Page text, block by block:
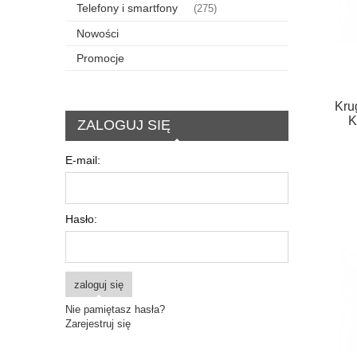
Telefony i smartfony (275)
Nowości
Promocje
ZALOGUJ SIĘ
E-mail:
Hasło:
zaloguj się
Nie pamiętasz hasła?
Zarejestruj się